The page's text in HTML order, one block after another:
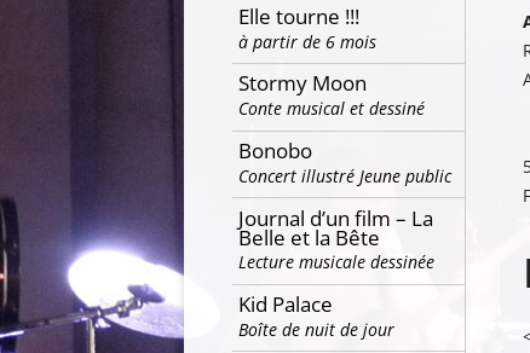
Elle tourne !!!
à partir de 6 mois
Stormy Moon
Conte musical et dessiné
Bonobo
Concert illustré Jeune public
Journal d’un film – La
Belle et la Bête
Lecture musicale dessinée
Kid Palace
Boîte de nuit de jour